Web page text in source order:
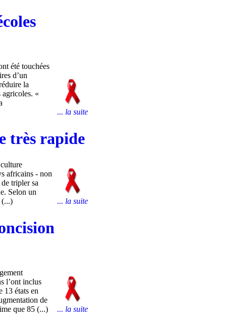
été touchées
d’un
la
«
... la suite
très rapide
africains - non
tripler sa
Selon un
(...)
... la suite
l’ont inclus
13 états en
de
que 85 (...)
... la suite